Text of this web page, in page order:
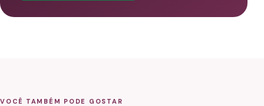
VOCÊ TAMBÉM PODE GOSTAR